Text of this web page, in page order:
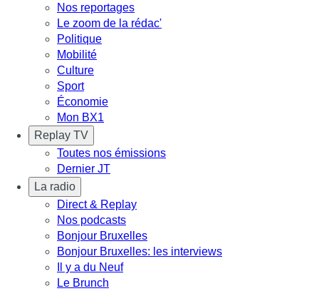
Nos reportages
Le zoom de la rédac'
Politique
Mobilité
Culture
Sport
Économie
Mon BX1
Replay TV
Toutes nos émissions
Dernier JT
La radio
Direct & Replay
Nos podcasts
Bonjour Bruxelles
Bonjour Bruxelles: les interviews
Il y a du Neuf
Le Brunch